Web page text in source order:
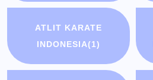
ATLIT KARATE
INDONESIA(1)